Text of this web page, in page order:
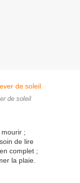
de soleil
;
de lire
complet ;
la plaie.